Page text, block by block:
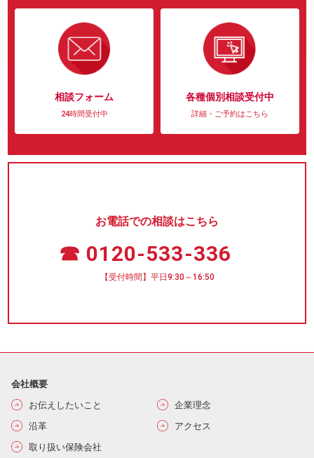
相談フォーム
24時間受付中
各種個別相談受付中
詳細・ご予約はこちら
お電話での相談はこちら
☎ 0120-533-336
【受付時間】平日9:30～16:50
会社概要
お伝えしたいこと
企業理念
沿革
アクセス
取り扱い保険会社